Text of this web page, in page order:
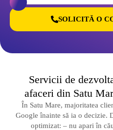
SOLICITĂ O
Servicii de
afaceri din Satu
În Satu Mare, majoritatea
Google înainte să ia o decizie.
optimizat: – nu apari în